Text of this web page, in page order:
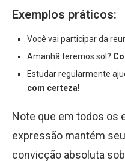
Exemplos práticos:
Você vai participar da
Amanhã teremos sol?
Estudar regularmente
com certeza!
Note que em todos os
expressão mantém
convicção absoluta